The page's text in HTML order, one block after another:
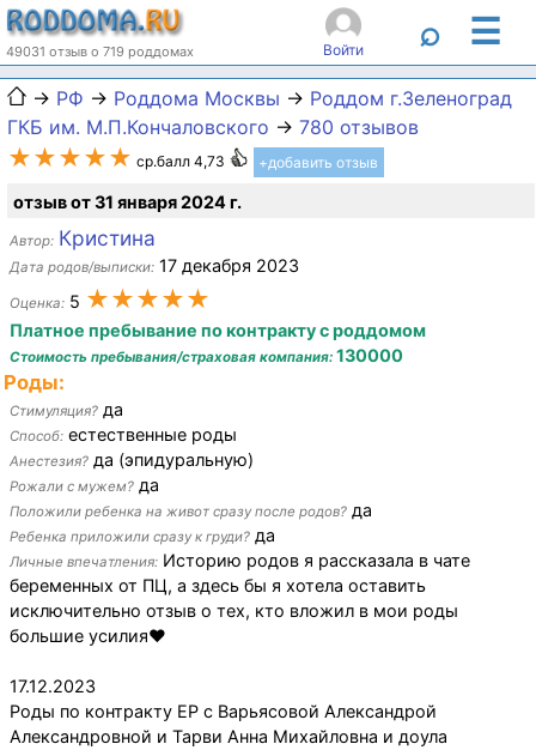
49031 отзыв о 719 роддомах Войти ⌕ ☰
→ РФ → Роддома Москвы → Роддом г.Зеленоград
ГКБ им. М.П.Кончаловского → 780 отзывов
★★★★★ ср.балл 4,73 +добавить отзыв
отзыв от 31 января 2024 г.
Автор: Кристина
Дата родов/выписки: 17 декабря 2023
Оценка: 5 ★★★★★
Платное пребывание по контракту с роддомом
Стоимость пребывания/страховая компания: 130000
Роды:
Стимуляция? да
Способ: естественные роды
Анестезия? да (эпидуральную)
Рожали с мужем? да
Положили ребенка на живот сразу после родов? да
Ребенка приложили сразу к груди? да
Личные впечатления: Историю родов я рассказала в чате
беременных от ПЦ, а здесь бы я хотела оставить
исключительно отзыв о тех, кто вложил в мои роды
большие усилия❤️
17.12.2023
Роды по контракту ЕР с Варьясовой Александрой
Александровной и Тарви Анна Михайловна и доула